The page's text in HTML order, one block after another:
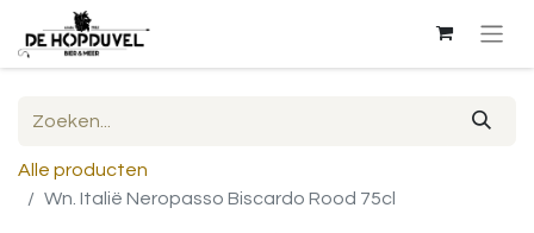
Alle producten
Wn. Italië Neropasso Biscardo Rood 75cl